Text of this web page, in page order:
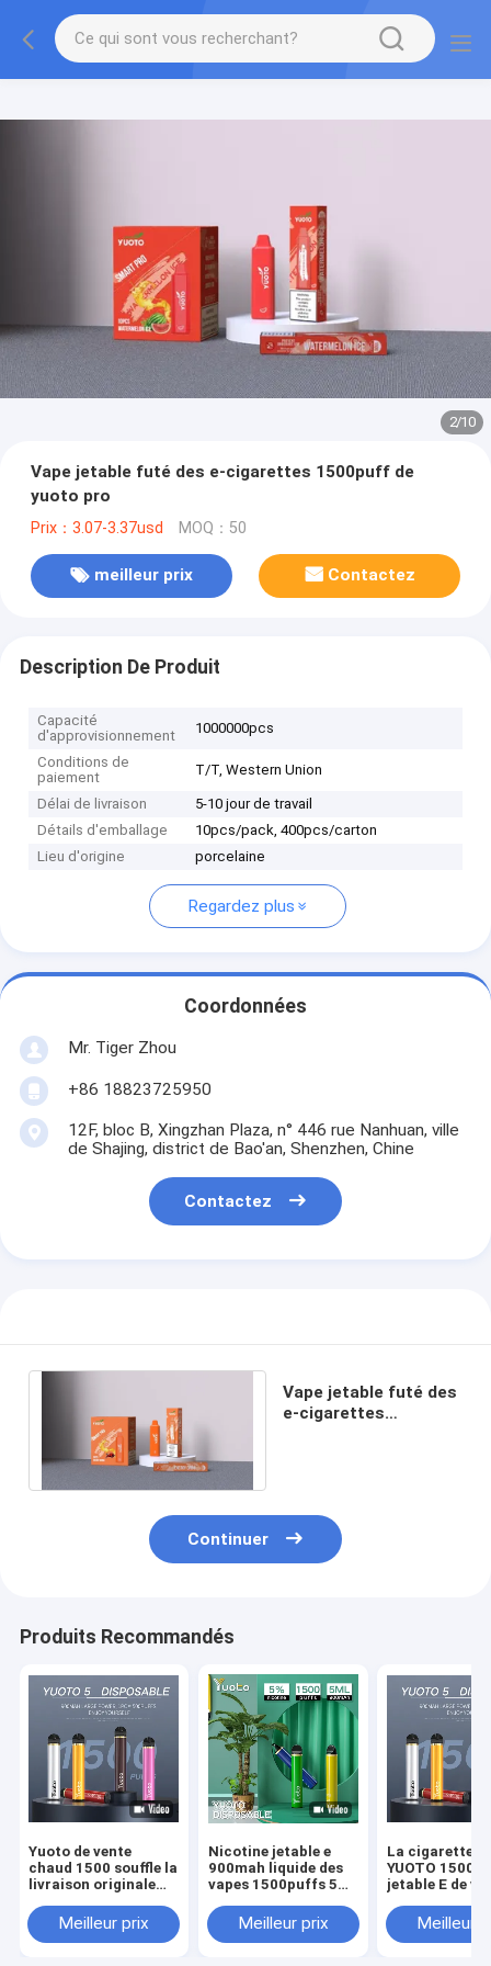
2/10
Vape jetable futé des e-cigarettes 1500puff de
yuoto pro
Prix：3.07-3.37usd MOQ：50
meilleur prix Contactez
Description De Produit
Capacité
d'approvisionnement
1000000pcs
Conditions de
paiement
T/T, Western Union
Délai de livraison
5-10 jour de travail
Détails d'emballage
10pcs/pack, 400pcs/carton
Lieu d'origine
porcelaine
Regardez plus
Coordonnées
Mr. Tiger Zhou
+86 18823725950
12F, bloc B, Xingzhan Plaza, n° 446 rue Nanhuan, ville
de Shajing, district de Bao'an, Shenzhen, Chine
Contactez
Vape jetable futé des
e-cigarettes
Continuer
Produits Recommandés
Yuoto de vente
chaud 1500 souffle la
livraison originale
YUOTO Vape
rapidement
Meilleur prix
Nicotine jetable e
900mah liquide des
vapes 1500puffs 5ml
Meilleur prix
La cigarette
YUOTO 1500
jetable E de
la vente 6ml
dans Moyen-
Meilleur